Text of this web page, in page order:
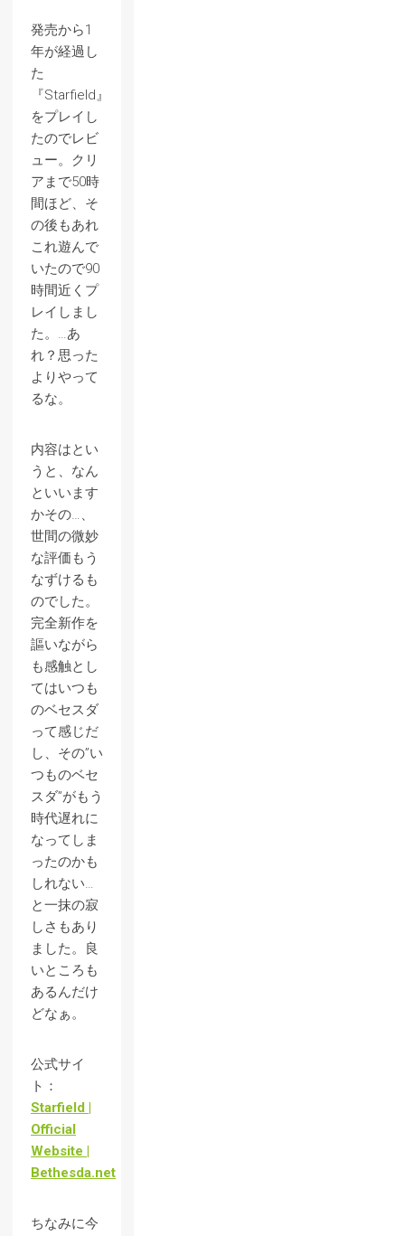
発売から1
年が経過し
た
『Starfield』
をプレイし
たのでレビ
ュー。クリ
アまで50時
間ほど、そ
の後もあれ
これ遊んで
いたので90
時間近くプ
レイしまし
た。…あ
れ？思った
よりやって
るな。
内容はとい
うと、なん
といいます
かその…、
世間の微妙
な評価もう
なずけるも
のでした。
完全新作を
謳いながら
も感触とし
てはいつも
のベセスダ
って感じだ
し、その”い
つものベセ
スダ”がもう
時代遅れに
なってしま
ったのかも
しれない…
と一抹の寂
しさもあり
ました。良
いところも
あるんだけ
どなぁ。
公式サイ
ト：
Starfield |
Official
Website |
Bethesda.net
ちなみに今